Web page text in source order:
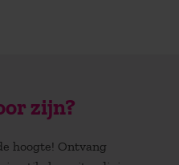
zijn?
hoogte! Ontvang